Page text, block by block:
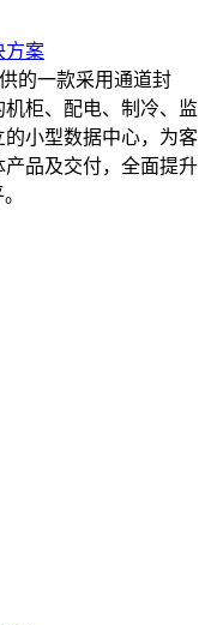
方案
的一款采用通道封
柜、配电、制冷、监
小型数据中心，为客
产品及交付，全面提升